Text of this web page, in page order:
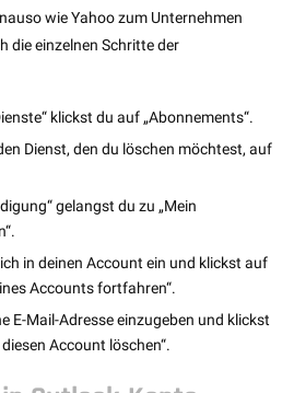
wie Yahoo zum Unternehmen
die einzelnen Schritte der
klickst du auf „Abonnements“.
Dienst, den du löschen möchtest, auf
gelangst du zu „Mein
in deinen Account ein und klickst auf
Accounts fortfahren“.
E-Mail-Adresse einzugeben und klickst
Account löschen“.